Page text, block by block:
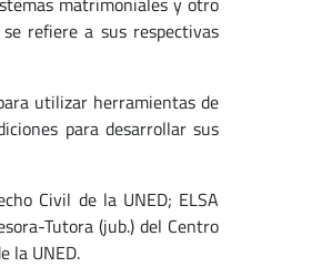
refiere a sus respectivas
utilizar herramientas de
para desarrollar sus
Civil de la UNED; ELSA
Tutora (jub.) del Centro
la UNED.